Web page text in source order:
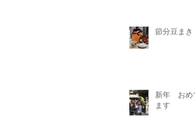
節分豆まき
新年 おめ
ます